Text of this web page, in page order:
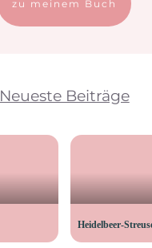
zu meinem Buch
Neueste Beiträge
Heidelbeer-